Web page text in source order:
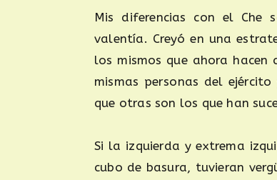
Mis diferencias con el Che
valentía. Creyó en una
los mismos que ahora
mismas personas del
que otras son los que han
Si la izquierda y extrema
cubo de basura, tuvieran